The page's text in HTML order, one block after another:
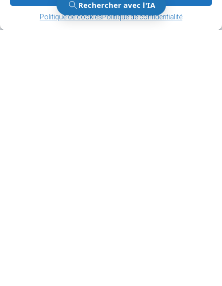
Politique de cookiesPolitique de confidentialité
Gérer le consentement
Gérer le consentement